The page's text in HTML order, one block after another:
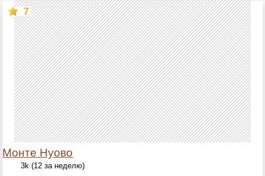
Монте Нуово
7
3k (12 за неделю)